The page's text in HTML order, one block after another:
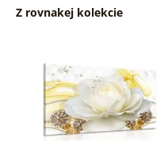
Z rovnakej kolekcie